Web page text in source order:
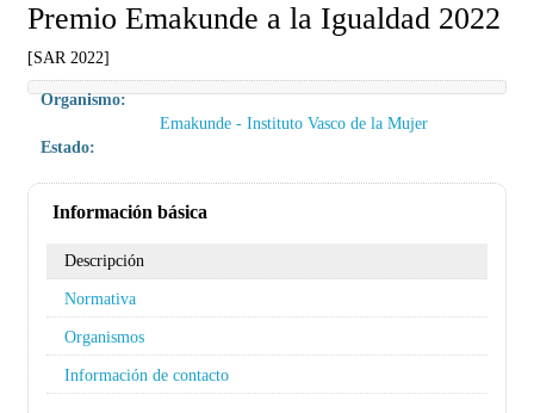
Premio Emakunde a la Igualdad 2022
[SAR 2022]
Organismo:
Emakunde - Instituto Vasco de la Mujer
Estado:
Información básica
Descripción
Normativa
Organismos
Información de contacto